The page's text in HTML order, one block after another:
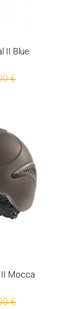
II Blue
€
Mocca
€